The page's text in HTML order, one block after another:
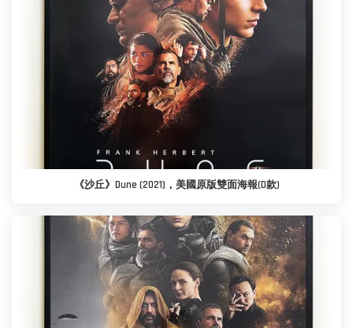
《沙丘》Dune (2021)，美國原版雙面海報(D款)